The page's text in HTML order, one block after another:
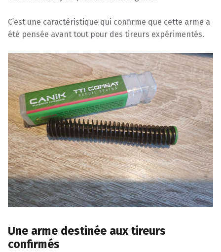
C’est une caractéristique qui confirme que cette arme a
été pensée avant tout pour des tireurs expérimentés.
Une arme destinée aux tireurs
confirmés